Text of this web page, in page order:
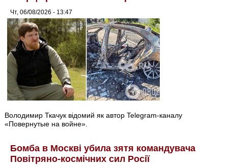
Чт, 06/08/2026 - 13:47
Володимир Ткачук відомий як автор Telegram-каналу
«Повернутые на войне».
Бомба в Москві убила зятя командувача
Повітряно-космічних сил Росії